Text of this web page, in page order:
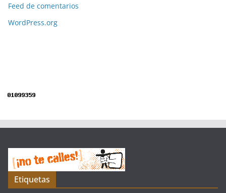
Feed de comentarios
WordPress.org
Etiquetas